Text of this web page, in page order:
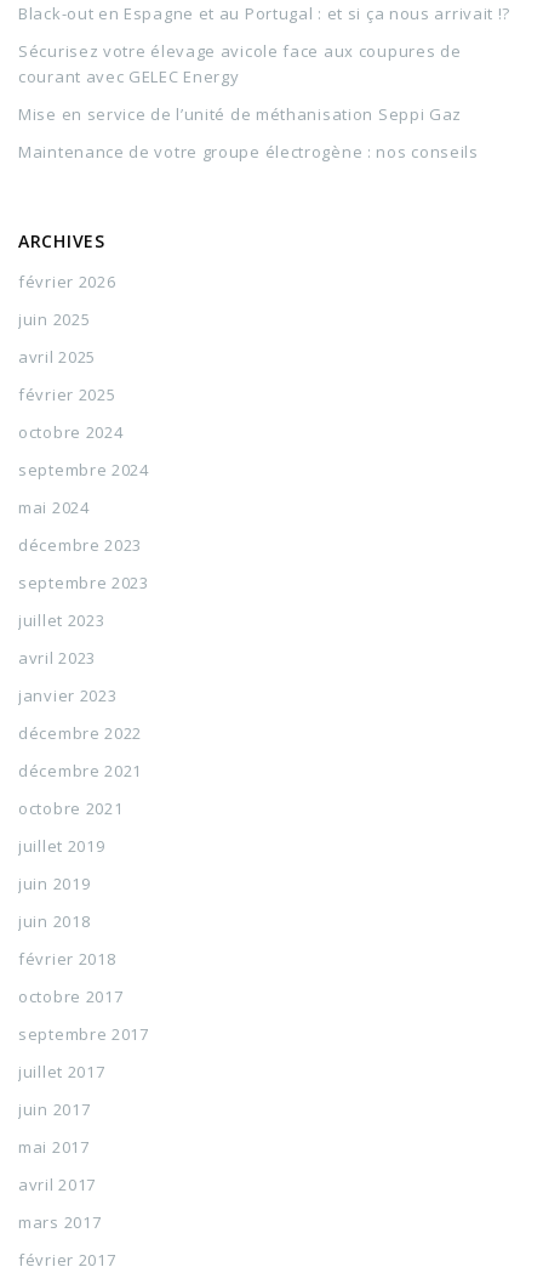
Black-out en Espagne et au Portugal : et si ça nous arrivait !?
Sécurisez votre élevage avicole face aux coupures de
courant avec GELEC Energy
Mise en service de l’unité de méthanisation Seppi Gaz
Maintenance de votre groupe électrogène : nos conseils
ARCHIVES
février 2026
juin 2025
avril 2025
février 2025
octobre 2024
septembre 2024
mai 2024
décembre 2023
septembre 2023
juillet 2023
avril 2023
janvier 2023
décembre 2022
décembre 2021
octobre 2021
juillet 2019
juin 2019
juin 2018
février 2018
octobre 2017
septembre 2017
juillet 2017
juin 2017
mai 2017
avril 2017
mars 2017
février 2017